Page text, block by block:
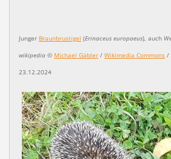
Junger Braunbrustigel (Erinaceus europaeus), auch
wikipedia © Michael Gäbler/ Wikimedia Commons/
23.12.2024